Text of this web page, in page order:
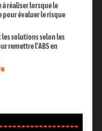
réaliser lorsque le
pour évaluer le risque
les solutions selon les
remettre l’ABS en